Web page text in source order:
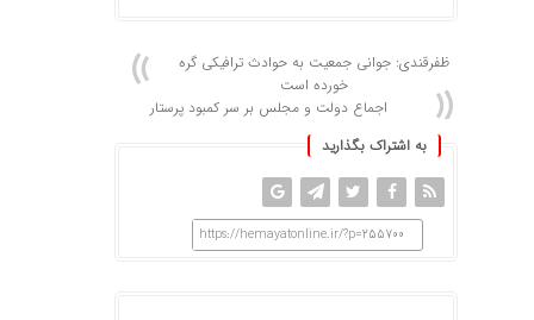
ظفرقندی: جوانی جمعیت به حوادث ترافیکی گره
خورده است
اجماع دولت و مجلس بر سر کمبود پرستار
به اشتراک بگذارید
https://hemayatonline.ir/?p=255700